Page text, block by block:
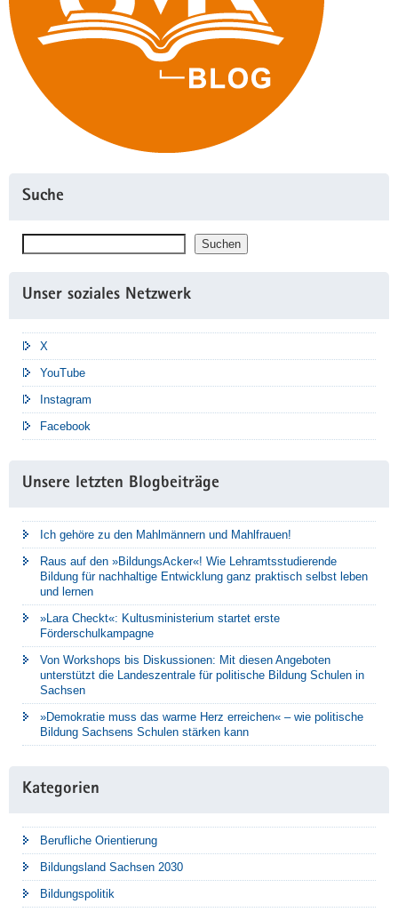
Suche
Suchen Suchen
Unser soziales Netzwerk
X
YouTube
Instagram
Facebook
Unsere letzten Blogbeiträge
Ich gehöre zu den Mahlmännern und Mahlfrauen!
Raus auf den »BildungsAcker«! Wie Lehramtsstudierende
Bildung für nachhaltige Entwicklung ganz praktisch selbst leben
und lernen
»Lara Checkt«: Kultusministerium startet erste
Förderschulkampagne
Von Workshops bis Diskussionen: Mit diesen Angeboten
unterstützt die Landeszentrale für politische Bildung Schulen in
Sachsen
»Demokratie muss das warme Herz erreichen« – wie politische
Bildung Sachsens Schulen stärken kann
Kategorien
Berufliche Orientierung
Bildungsland Sachsen 2030
Bildungspolitik